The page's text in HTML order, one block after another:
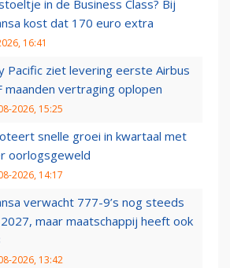
in de Business Class? Bij
kost dat 170 euro extra
16:41
Pacific ziet levering eerste Airbus
maanden vertraging oplopen
2026, 15:25
snelle groei in kwartaal met
oorlogsgeweld
2026, 14:17
verwacht 777-9’s nog steeds
maar maatschappij heeft ook
2026, 13:42